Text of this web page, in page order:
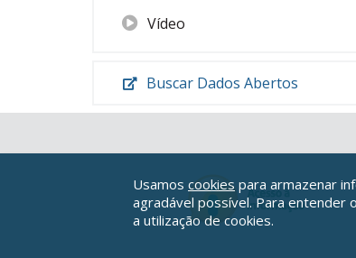
Vídeo
Buscar Dados Abertos
Usamos cookies para armazenar
agradável possível. Para entender
a utilização de cookies.